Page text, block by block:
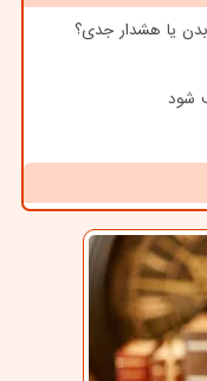
یا هشدار جدی؟
شود